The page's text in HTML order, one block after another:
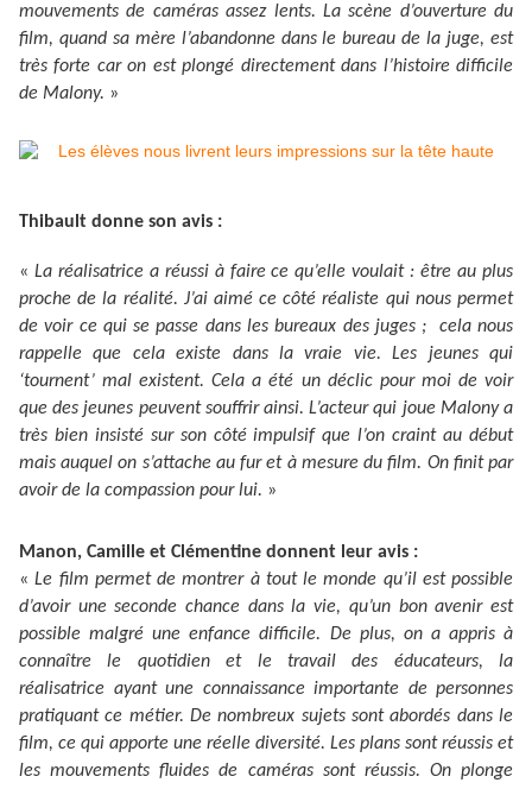
mouvements de caméras assez lents. La scène d’ouverture du
film, quand sa mère l’abandonne dans le bureau de la juge, est
très forte car on est plongé directement dans l’histoire difficile
de Malony. »
Thibault donne son avis :
« La réalisatrice a réussi à faire ce qu’elle voulait : être au plus
proche de la réalité. J’ai aimé ce côté réaliste qui nous permet
de voir ce qui se passe dans les bureaux des juges ; cela nous
rappelle que cela existe dans la vraie vie. Les jeunes qui
‘tournent’ mal existent. Cela a été un déclic pour moi de voir
que des jeunes peuvent souffrir ainsi. L’acteur qui joue Malony a
très bien insisté sur son côté impulsif que l’on craint au début
mais auquel on s’attache au fur et à mesure du film. On finit par
avoir de la compassion pour lui. »
Manon, Camille et Clémentine donnent leur avis :
«Le film permet de montrer à tout le monde qu’il est possible
d’avoir une seconde chance dans la vie, qu’un bon avenir est
possible malgré une enfance difficile. De plus, on a appris à
connaître le quotidien et le travail des éducateurs, la
réalisatrice ayant une connaissance importante de personnes
pratiquant ce métier. De nombreux sujets sont abordés dans le
film, ce qui apporte une réelle diversité. Les plans sont réussis et
les mouvements fluides de caméras sont réussis. On plonge